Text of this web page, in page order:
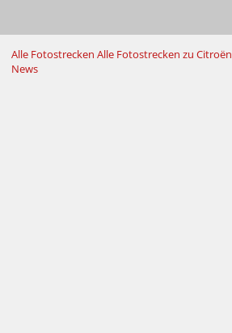
Alle Fotostrecken Alle Fotostrecken zu Citroën
News